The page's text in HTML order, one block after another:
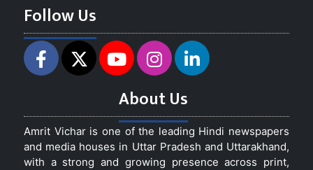
Follow Us
About Us
Amrit Vichar is one of the leading Hindi newspapers
and media houses in Uttar Pradesh and Uttarakhand,
with a strong and growing presence across print,